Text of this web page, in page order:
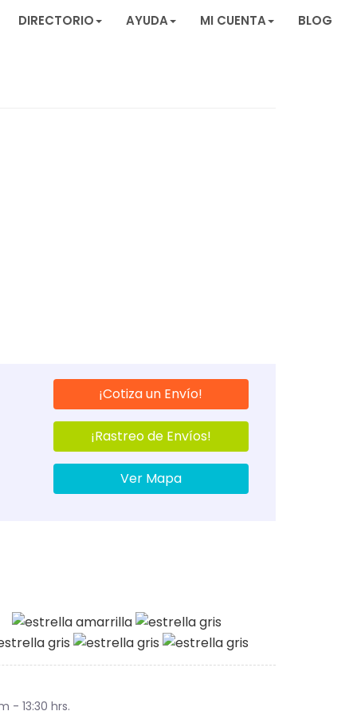
DIRECTORIO AYUDA MI CUENTA BLOG
¡Cotiza un Envío!
¡Rastreo de Envíos!
Ver Mapa
- 13:30 hrs.